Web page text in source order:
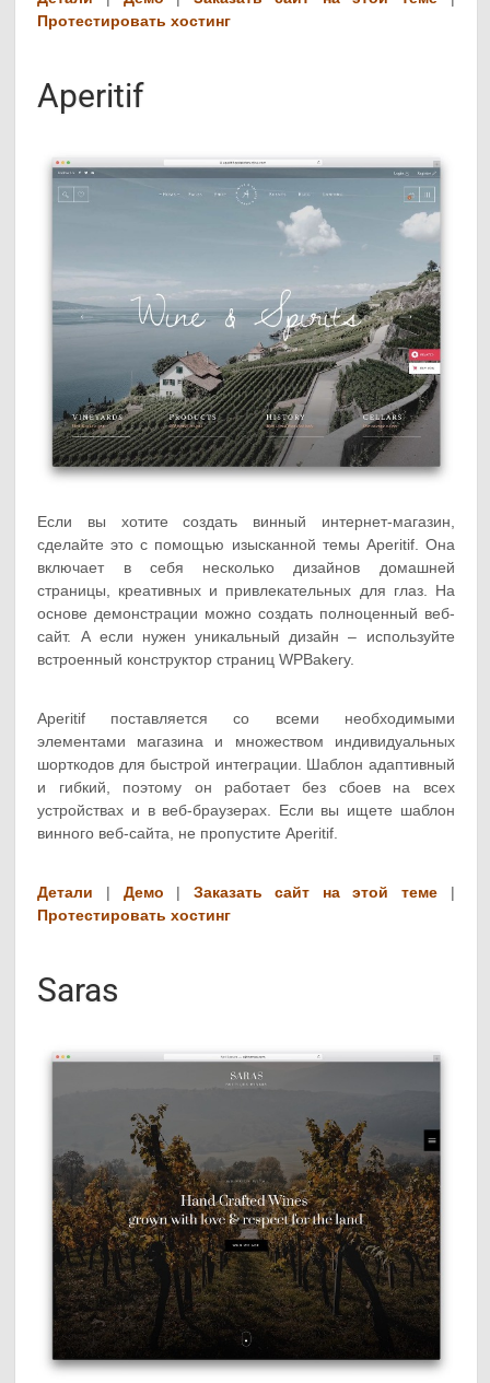
Протестировать хостинг
Aperitif
Если вы хотите создать винный интернет-магазин,
сделайте это с помощью изысканной темы Aperitif. Она
включает в себя несколько дизайнов домашней
страницы, креативных и привлекательных для глаз. На
основе демонстрации можно создать полноценный веб-
сайт. А если нужен уникальный дизайн – используйте
встроенный конструктор страниц WPBakery.
Aperitif поставляется со всеми необходимыми
элементами магазина и множеством индивидуальных
шорткодов для быстрой интеграции. Шаблон адаптивный
и гибкий, поэтому он работает без сбоев на всех
устройствах и в веб-браузерах. Если вы ищете шаблон
винного веб-сайта, не пропустите Aperitif.
Детали | Демо | Заказать сайт на этой теме |
Протестировать хостинг
Saras